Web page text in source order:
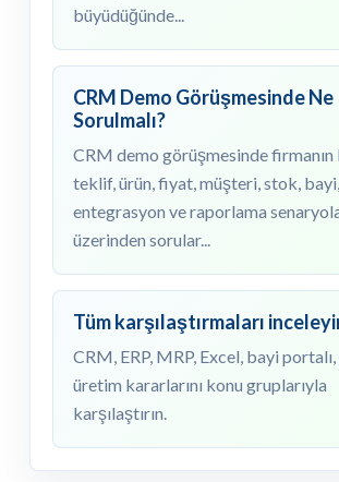
büyüdüğünde...
CRM Demo Görüşmesinde Ne
Sorulmalı?
CRM demo görüşmesinde firmanın
teklif, ürün, fiyat, müşteri, stok,
entegrasyon ve raporlama
üzerinden sorular...
Tüm karşılaştırmaları
CRM, ERP, MRP, Excel, bayi
üretim kararlarını konu gruplarıyla
karşılaştırın.